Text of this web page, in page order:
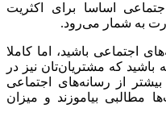
اساسا برای اکثریت
به شمار می‌رود.
اجتماعی باشید، اما کاملا
که مشتریان‌تان نیز در
از رسانه‌های اجتماعی
مطالبی بیاموزند و میزان